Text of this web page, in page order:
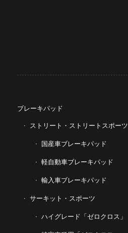
ブレーキパッド
ストリート・ストリートスポーツ
国産車ブレーキパッド
軽自動車ブレーキパッド
輸入車ブレーキパッド
サーキット・スポーツ
ハイグレード「ゼロクロス」